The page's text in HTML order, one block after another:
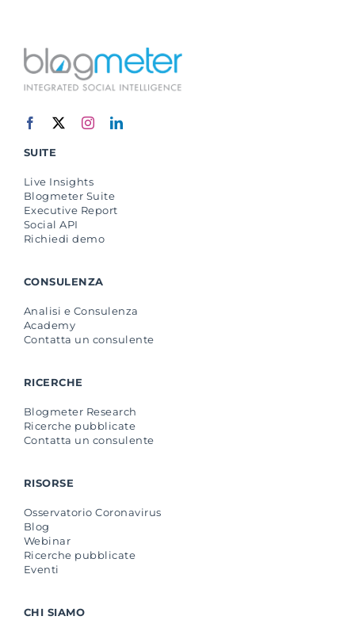
SUITE
Live Insights
Blogmeter Suite
Executive Report
Social API
Richiedi demo
CONSULENZA
Analisi e Consulenza
Academy
Contatta un consulente
RICERCHE
Blogmeter Research
Ricerche pubblicate
Contatta un consulente
RISORSE
Osservatorio Coronavirus
Blog
Webinar
Ricerche pubblicate
Eventi
CHI SIAMO